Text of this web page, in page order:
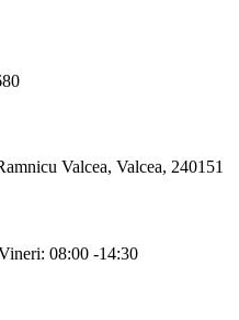
Valcea, Valcea, 240151
08:00 -14:30